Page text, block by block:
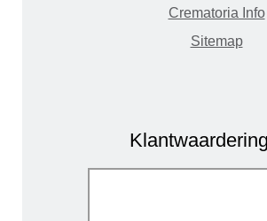
Crematoria Info
Sitemap
Klantwaardering